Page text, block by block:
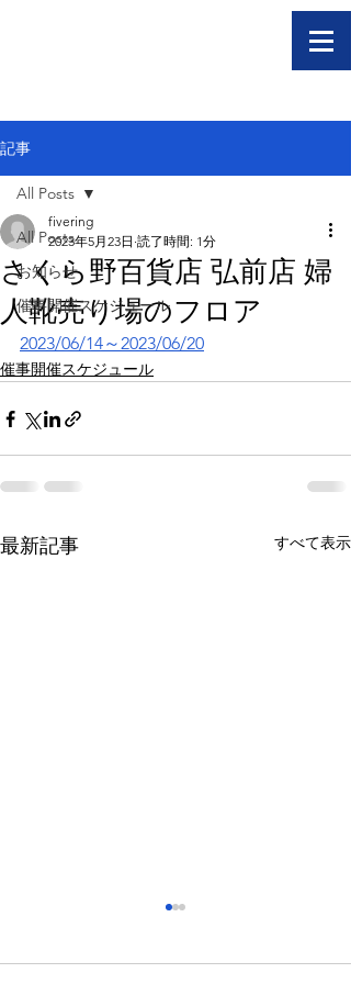
記事
All Posts
お知らせ
催事開催スケジュール
All Posts
さくら野百貨店 弘前店 婦
人靴売り場のフロア
fivering
2023年5月23日 読了時間: 1分
2023/06/14～2023/06/20
催事開催スケジュール
最新記事 すべて表示